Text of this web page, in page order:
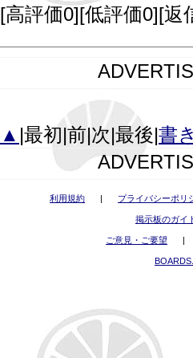
[高評価0][低評価0][返
▲ |最初|前|次|最後|書
利用規約 | プライバシーポリ
掲示板のガイ
ご意見・ご要望